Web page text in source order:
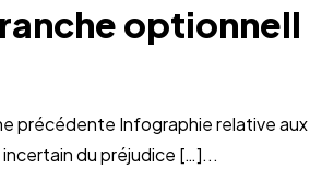
optionnell
précédente Infographie relative aux
du préjudice […]...